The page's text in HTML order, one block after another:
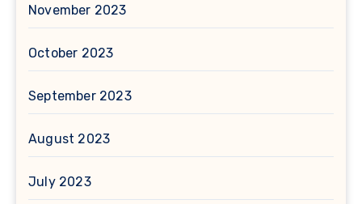
November 2023
October 2023
September 2023
August 2023
July 2023